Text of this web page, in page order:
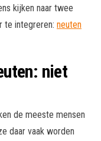
kijken naar twee
te integreren: neuten
niet
de meeste mensen
daar vaak worden